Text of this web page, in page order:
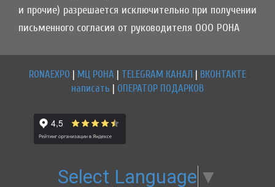
и прочие) разрешается исключительно при получении
письменного согласия от руководителя ООО РОНА
RONAEXPO МЦ РОНА TELEGRAM КАНАЛ
ВКОНТАКТЕ
написать
ОПЕРАТОР ПОДАРКОВ
Select Language ▼